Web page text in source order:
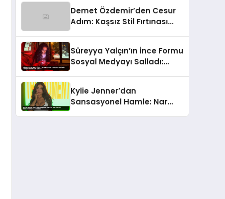
Demet Özdemir’den Cesur
Adım: Kaşsız Stil Fırtınası
Süreyya Yalçın’ın İnce Formu
Sosyal Medyayı Salladı:
Kylie Jenner’dan
Sansasyonel Hamle: Nar